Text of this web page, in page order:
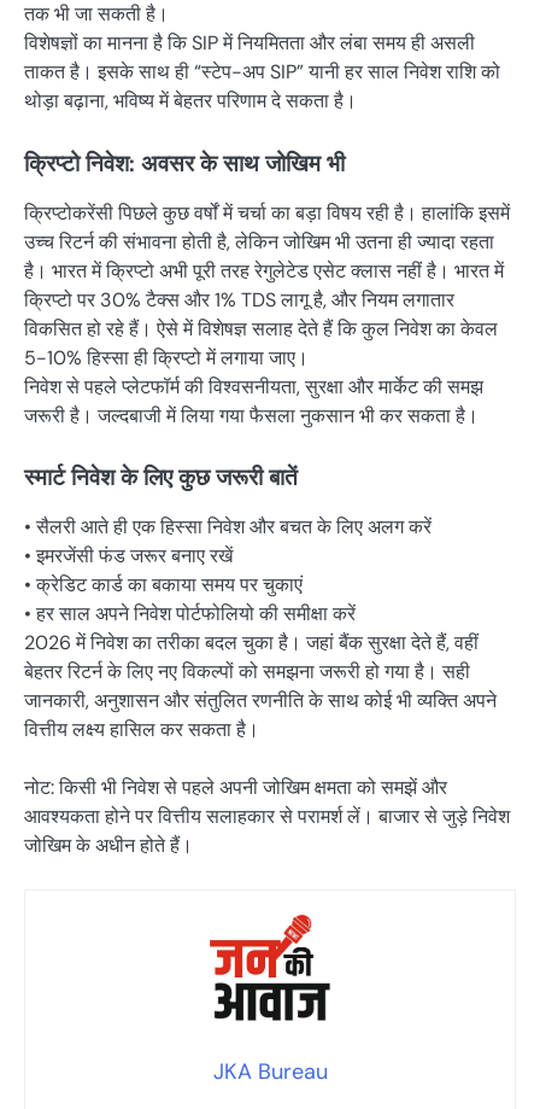
तक भी जा सकती है।
विशेषज्ञों का मानना है कि SIP में नियमितता और लंबा समय ही असली
ताकत है। इसके साथ ही “स्टेप-अप SIP” यानी हर साल निवेश राशि को
थोड़ा बढ़ाना, भविष्य में बेहतर परिणाम दे सकता है।
क्रिप्टो निवेश: अवसर के साथ जोखिम भी
क्रिप्टोकरेंसी पिछले कुछ वर्षों में चर्चा का बड़ा विषय रही है। हालांकि इसमें
उच्च रिटर्न की संभावना होती है, लेकिन जोखिम भी उतना ही ज्यादा रहता
है। भारत में क्रिप्टो अभी पूरी तरह रेगुलेटेड एसेट क्लास नहीं है। भारत में
क्रिप्टो पर 30% टैक्स और 1% TDS लागू है, और नियम लगातार
विकसित हो रहे हैं। ऐसे में विशेषज्ञ सलाह देते हैं कि कुल निवेश का केवल
5-10% हिस्सा ही क्रिप्टो में लगाया जाए।
निवेश से पहले प्लेटफॉर्म की विश्वसनीयता, सुरक्षा और मार्केट की समझ
जरूरी है। जल्दबाजी में लिया गया फैसला नुकसान भी कर सकता है।
स्मार्ट निवेश के लिए कुछ जरूरी बातें
• सैलरी आते ही एक हिस्सा निवेश और बचत के लिए अलग करें
• इमरजेंसी फंड जरूर बनाए रखें
• क्रेडिट कार्ड का बकाया समय पर चुकाएं
• हर साल अपने निवेश पोर्टफोलियो की समीक्षा करें
2026 में निवेश का तरीका बदल चुका है। जहां बैंक सुरक्षा देते हैं, वहीं
बेहतर रिटर्न के लिए नए विकल्पों को समझना जरूरी हो गया है। सही
जानकारी, अनुशासन और संतुलित रणनीति के साथ कोई भी व्यक्ति अपने
वित्तीय लक्ष्य हासिल कर सकता है।
नोट: किसी भी निवेश से पहले अपनी जोखिम क्षमता को समझें और
आवश्यकता होने पर वित्तीय सलाहकार से परामर्श लें। बाजार से जुड़े निवेश
जोखिम के अधीन होते हैं।
JKA Bureau